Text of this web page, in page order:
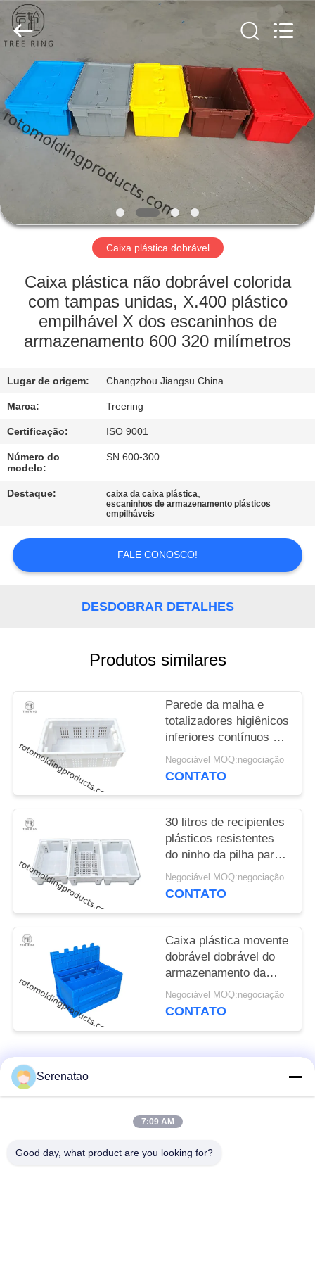
CASA
PRODUTOS
VÍDEOS
SOBRE
NÓS
EXCURSÃO
FÁBRICA
DA
QUALIDADE
CONTACTE-
NOS
UMAS
CITAÇÕES
PRIVACY
POLICY
Treering
Plastics
All
Rights
Caixa plástica dobrável
Caixa plástica não dobrável colorida
com tampas unidas, X.400 plástico
empilhável X dos escaninhos de
armazenamento 600 320 milímetros
Lugar de origem: Changzhou Jiangsu China
Marca: Treering
Certificação: ISO 9001
Número do
modelo:
SN 600-300
Destaque: caixa da caixa plástica,
escaninhos de armazenamento plásticos
empilháveis
FALE CONOSCO!
DESDOBRAR DETALHES
Produtos similares
Parede da malha e
totalizadores higiênicos
inferiores contínuos da
caixa da pesca do
ninho de 180 pilhas
Negociável MOQ:negociação
CONTATO
30 litros de recipientes
plásticos resistentes
do ninho da pilha para
o processamento geral
da pesca do alimento
Negociável MOQ:negociação
CONTATO
Caixa plástica movente
dobrável dobrável do
armazenamento da
caixa plástica do
retorno com tampa
Negociável MOQ:negociação
CONTATO
Categorias populares
Caminhão poli da
Serenatao
7:09 AM
Good day, what product are you looking for?